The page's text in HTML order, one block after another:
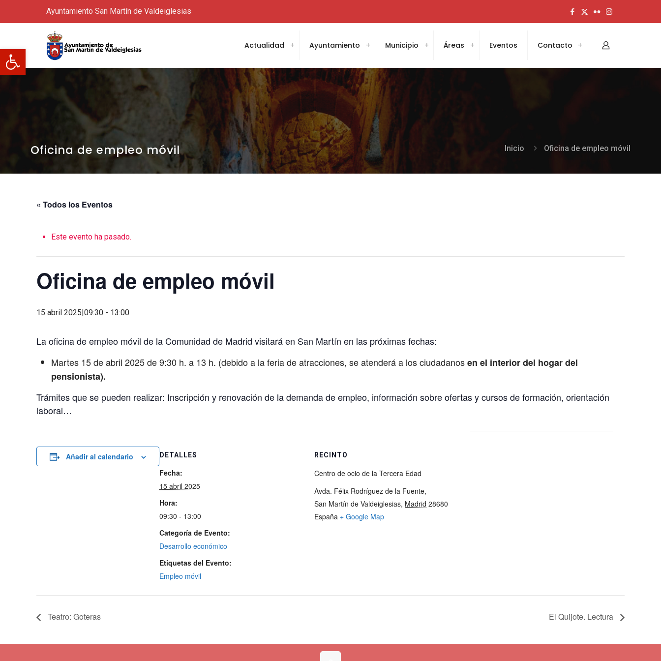
Abrir barra de herramientas
Ayuntamiento San Martín de Valdeiglesias
Actualidad Ayuntamiento Municipio Áreas Eventos Contacto
Oficina de empleo móvil Inicio Oficina de empleo móvil
« Todos los Eventos
Este evento ha pasado.
Oficina de empleo móvil
15 abril 2025|09:30 - 13:00
La oficina de empleo móvil de la Comunidad de Madrid visitará en San Martín en las próximas fechas:
Martes 15 de abril 2025 de 9:30 h. a 13 h. (debido a la feria de atracciones, se atenderá a los ciudadanosen el interior del hogar del
pensionista).
Trámites que se pueden realizar: Inscripción y renovación de la demanda de empleo, información sobre ofertas y cursos de formación, orientación
laboral…
Añadir al calendario DETALLES
Fecha:
15 abril 2025
Hora:
09:30 - 13:00
Categoría de Evento:
Desarrollo económico
Etiquetas del Evento:
Empleo móvil
RECINTO
Centro de ocio de la Tercera Edad
Avda. Félix Rodríguez de la Fuente,
San Martín de Valdeiglesias, Madrid 28680
España + Google Map
Teatro: Goteras El Quijote. Lectura